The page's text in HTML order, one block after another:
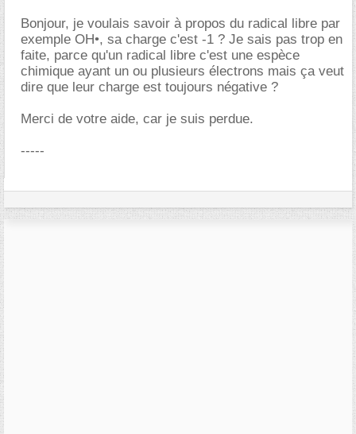
Bonjour, je voulais savoir à propos du radical libre par
exemple OH•, sa charge c'est -1 ? Je sais pas trop en
faite, parce qu'un radical libre c'est une espèce
chimique ayant un ou plusieurs électrons mais ça veut
dire que leur charge est toujours négative ?
Merci de votre aide, car je suis perdue.
-----